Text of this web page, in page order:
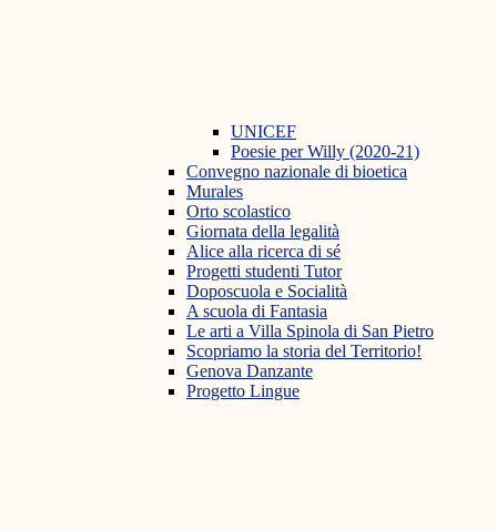
UNICEF
Poesie per Willy (2020-21)
Convegno nazionale di bioetica
Murales
Orto scolastico
Giornata della legalità
Alice alla ricerca di sé
Progetti studenti Tutor
Doposcuola e Socialità
A scuola di Fantasia
Le arti a Villa Spinola di San Pietro
Scopriamo la storia del Territorio!
Genova Danzante
Progetto Lingue